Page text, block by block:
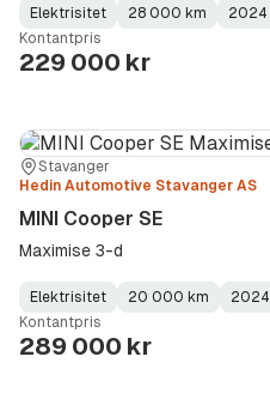
Fuel
Type:
Elektrisitet
Kilometerstand:
28 000 km
Model
Year:
2024
Gearbox
Type:
Kontantpris
229 000 kr
Sted:
Stavanger
Forhandler:
Hedin Automotive Stavanger AS
MINI Cooper SE
Maximise 3-d
Fuel
Type:
Elektrisitet
Kilometerstand:
20 000 km
Model
Year:
2024
Gearbox
Type:
Kontantpris
289 000 kr